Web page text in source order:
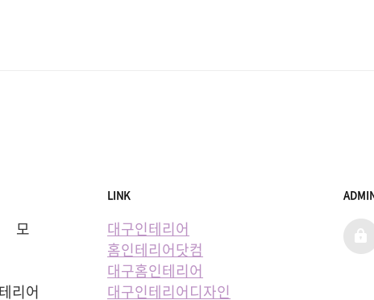
모
리어
LINK
대구인테리어
홈인테리어닷컴
대구홈인테리어
대구인테리어디자인